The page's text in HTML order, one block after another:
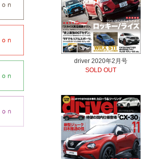
driver 2020年2月号
SOLD OUT